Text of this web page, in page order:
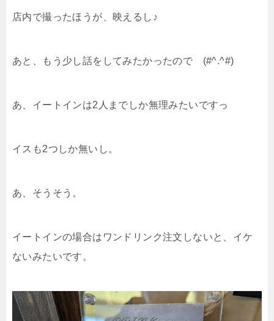
店内で撮ったほうが、映えるし♪
あと、もう少し話をしてみたかったので (#^.^#)
あ、イートインは2人までしか無理みたいですっ
イスも2つしか無いし。
あ、そうそう。
イートインの場合はワンドリンク注文しないと、イケ
ないみたいです。